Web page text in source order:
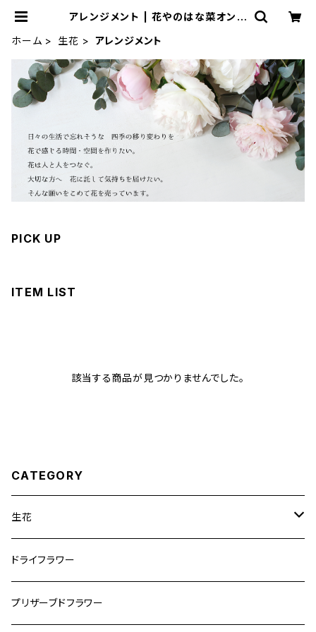
アレンジメント | 花やのはな菜オンラ
ホーム
生花 アレンジメント
PICK UP
ITEM LIST
該当する商品が見つかりませんでした。
CATEGORY
生花
アレンジメント
リースフラワー
花束
ドライフラワー
プリザーブドフラワー